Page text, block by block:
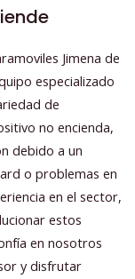
Jimena de
especializado
de
no encienda,
debido a un
o problemas en
en el sector,
estos
en nosotros
y disfrutar